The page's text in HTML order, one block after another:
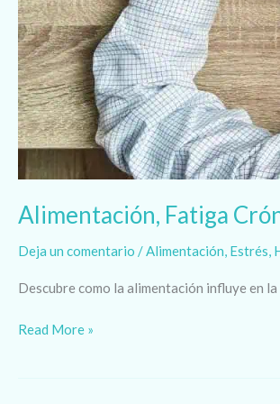
Alimentación, Fatiga
Deja un comentario / Alimentación Estrés
Descubre como la alimentación influye en
Read More »